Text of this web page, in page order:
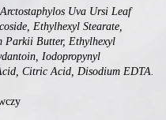
Uva Ursi Leaf
Ethylhexyl Stearate,
Parkii Butter, Ethylhexyl
Iodopropynyl
Citric Acid, Disodium EDTA.